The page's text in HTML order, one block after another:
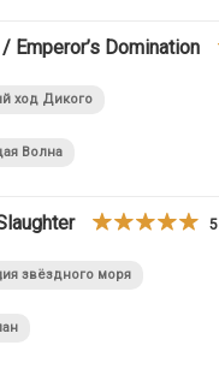
Emperor’s Domination
ход Дикого
Волна
5
звёздного моря